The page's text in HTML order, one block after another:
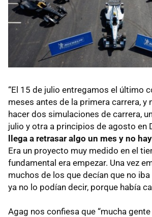
“El 15 de julio entregamos el último
meses antes de la primera carrera, y
hacer dos simulaciones de carrera,
julio y otra a principios de agosto en
llega a retrasar algo un mes y no
Era un proyecto muy medido en el
fundamental era empezar. Una vez
muchos de los que decían que no
ya no lo podían decir, porque había
Agag nos confiesa que “mucha